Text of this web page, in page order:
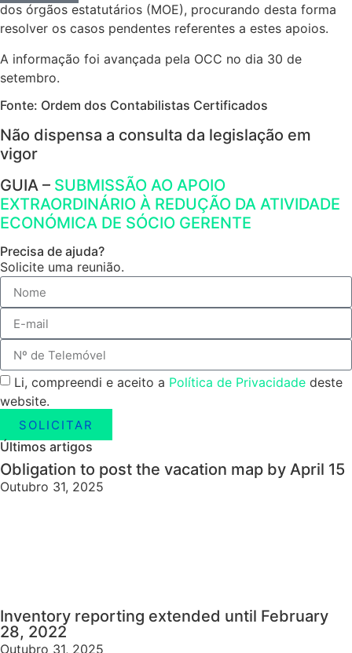
dos órgãos estatutários (MOE), procurando desta forma
resolver os casos pendentes referentes a estes apoios.
A informação foi avançada pela OCC no dia 30 de
setembro.
Fonte: Ordem dos Contabilistas Certificados
Não dispensa a consulta da legislação em
vigor
GUIA – SUBMISSÃO AO APOIO
EXTRAORDINÁRIO À REDUÇÃO DA ATIVIDADE
ECONÓMICA DE SÓCIO GERENTE
Precisa de ajuda?
Solicite uma reunião.
Li, compreendi e aceito a Política de Privacidade deste
website.
SOLICITAR
Últimos artigos
Obligation to post the vacation map by April 15
Outubro 31, 2025
Inventory reporting extended until February
28, 2022
Outubro 31, 2025